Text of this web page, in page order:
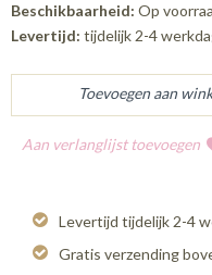
Beschikbaarheid: Op
Levertijd: tijdelijk 2-4
Aan verlanglijst toevoegen
Levertijd tijdelijk 2-4
Gratis verzending